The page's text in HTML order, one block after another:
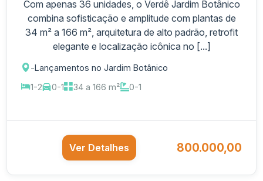
Com apenas 36 unidades, o Verdê Jardim Botânico
combina sofisticação e amplitude com plantas de
34 m² a 166 m², arquitetura de alto padrão, retrofit
elegante e localização icônica no [...]
-Lançamentos no Jardim Botânico
1-2
0-1 34 a 166 m² 0-1
Ver Detalhes 800.000,00